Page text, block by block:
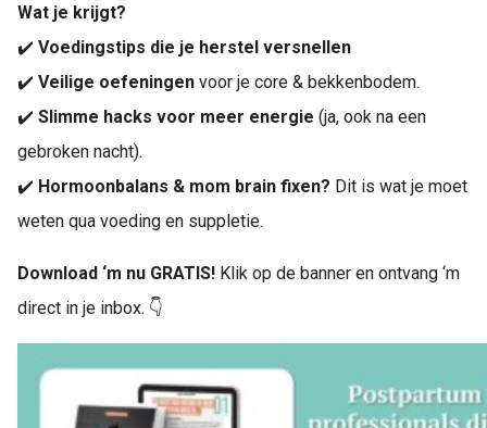
Wat je krijgt?
✔️ Voedingstips die je herstel versnellen
✔️ Veilige oefeningen voor je core & bekkenbodem.
✔️ Slimme hacks voor meer energie (ja, ook na een
gebroken nacht).
✔️ Hormoonbalans & mom brain fixen? Dit is wat je moet
weten qua voeding en suppletie.
Download ‘m nu GRATIS! Klik op de banner en ontvang ‘m
direct in je inbox. 👇